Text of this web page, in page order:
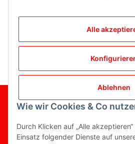
Bewertungen
Gesetzliche Informationen
Informationen
Alle
Ablehnen
Wie wir Cookies & Co
Durch Klicken auf „Alle
Einsatz folgender Dienste auf